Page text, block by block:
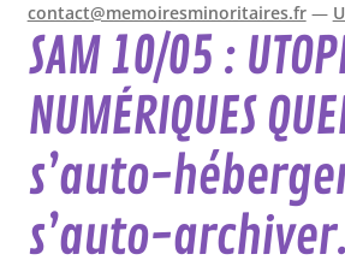
Contact
Le Brrrazero
Newsletter
Nos collections
contact@memoiresminoritaires.fr —
SAM 10/05 :
NUMÉRIQUES
s’auto-
s’auto-archiver.